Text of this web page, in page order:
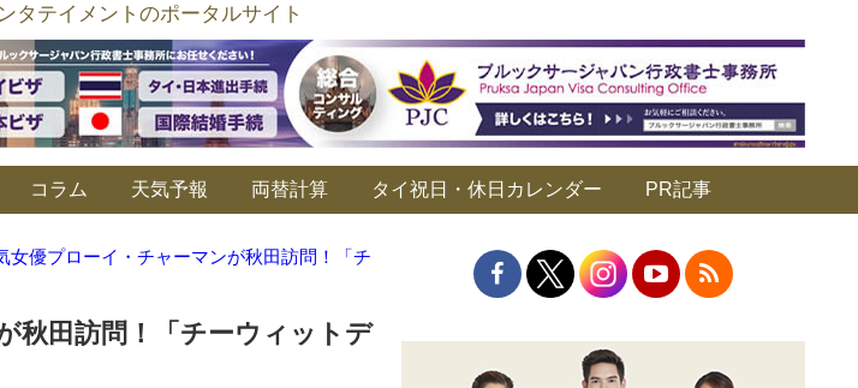
タテイメントのポータルサイト
コラム 天気予報 両替計算 タイ祝日・休日カレンダー PR記事
女優プローイ・チャーマンが秋田訪問！「チ
秋田訪問！「チーウィットデ